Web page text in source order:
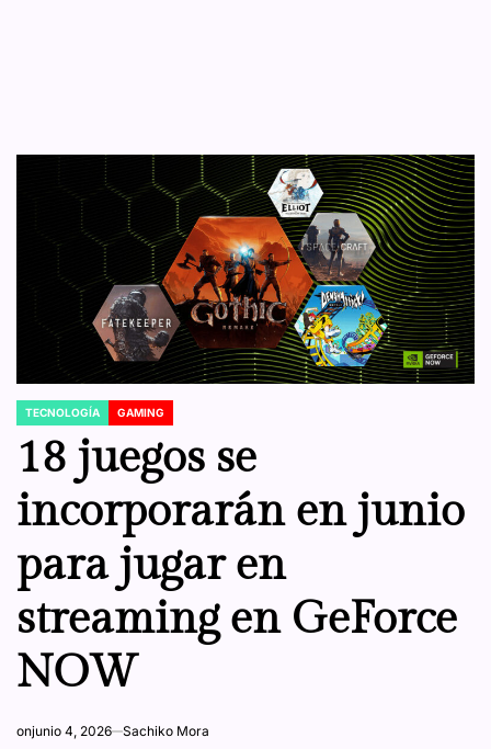
POSTED
TECNOLOGÍA GAMING
18 juegos se
incorporarán en junio
para jugar en
streaming en GeForce
NOW
onjunio 4, 2026 Sachiko Mora